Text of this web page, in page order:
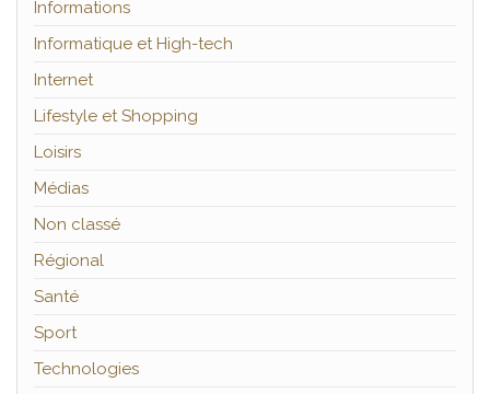
Informations
Informatique et High-tech
Internet
Lifestyle et Shopping
Loisirs
Médias
Non classé
Régional
Santé
Sport
Technologies